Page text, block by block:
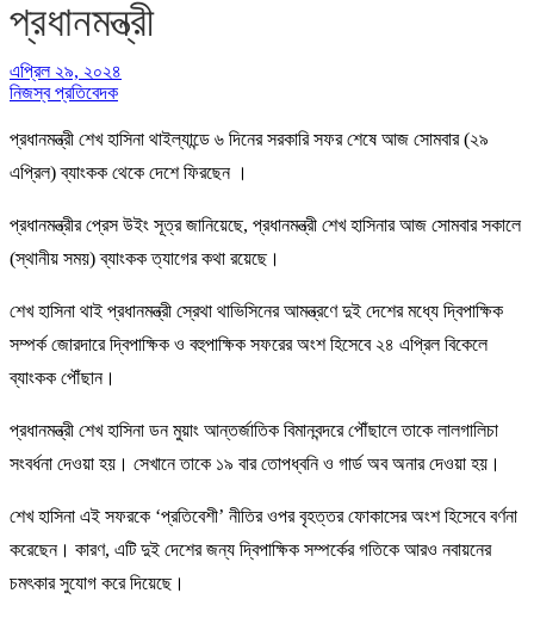
প্রধানমন্ত্রী
এপ্রিল ২৯, ২০২৪
নিজস্ব প্রতিবেদক
প্রধানমন্ত্রী শেখ হাসিনা থাইল্যান্ডে ৬ দিনের সরকারি সফর শেষে আজ সোমবার (২৯
এপ্রিল) ব্যাংকক থেকে দেশে ফিরছেন ।
প্রধানমন্ত্রীর প্রেস উইং সূত্র জানিয়েছে, প্রধানমন্ত্রী শেখ হাসিনার আজ সোমবার সকালে
(স্থানীয় সময়) ব্যাংকক ত্যাগের কথা রয়েছে।
শেখ হাসিনা থাই প্রধানমন্ত্রী স্রেথা থাভিসিনের আমন্ত্রণে দুই দেশের মধ্যে দ্বিপাক্ষিক
সম্পর্ক জোরদারে দ্বিপাক্ষিক ও বহুপাক্ষিক সফরের অংশ হিসেবে ২৪ এপ্রিল বিকেলে
ব্যাংকক পৌঁছান।
প্রধানমন্ত্রী শেখ হাসিনা ডন মুয়াং আন্তর্জাতিক বিমানবন্দরে পৌঁছালে তাকে লালগালিচা
সংবর্ধনা দেওয়া হয়। সেখানে তাকে ১৯ বার তোপধ্বনি ও গার্ড অব অনার দেওয়া হয়।
শেখ হাসিনা এই সফরকে ‘প্রতিবেশী’ নীতির ওপর বৃহত্তর ফোকাসের অংশ হিসেবে বর্ণনা
করেছেন। কারণ, এটি দুই দেশের জন্য দ্বিপাক্ষিক সম্পর্কের গতিকে আরও নবায়নের
চমৎকার সুযোগ করে দিয়েছে।